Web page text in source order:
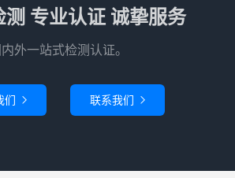
测 专业认证 诚挚服务
外一站式检测认证。
们  联系我们 